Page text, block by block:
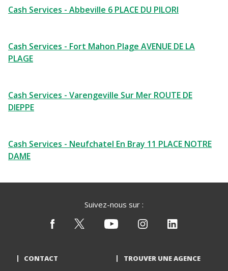
Cash Services - Abbeville 6 PLACE DU PILORI
Cash Services - Fort Mahon Plage AVENUE DE LA
PLAGE
Cash Services - Varengeville Sur Mer ROUTE DE
DIEPPE
Cash Services - Neufchatel En Bray 11 PLACE NOTRE
DAME
Suivez-nous sur :
CONTACT TROUVER UNE AGENCE